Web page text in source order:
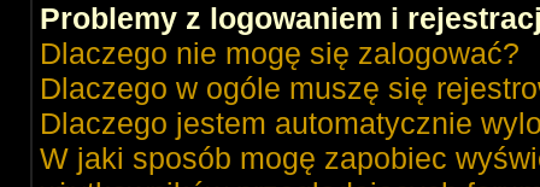
Problemy z logowaniem i
Dlaczego nie mogę się zalogować?
Dlaczego w ogóle muszę się
Dlaczego jestem automatycznie
W jaki sposób mogę zapobiec